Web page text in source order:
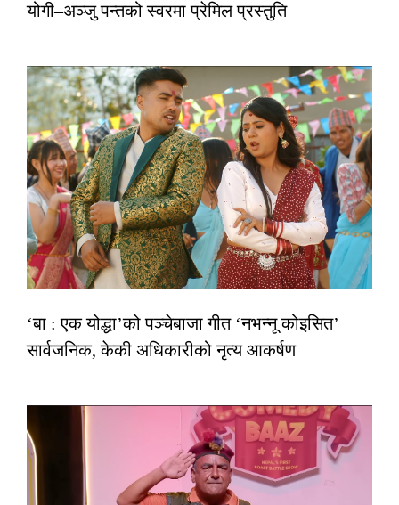
योगी–अञ्जु पन्तको स्वरमा प्रेमिल प्रस्तुति
‘बा : एक योद्धा’को पञ्चेबाजा गीत ‘नभन्नू कोइसित’
सार्वजनिक, केकी अधिकारीको नृत्य आकर्षण